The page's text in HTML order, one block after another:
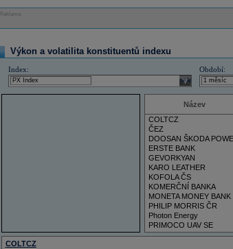
Reklama
Výkon a volatilita konstituentů indexu
Index:
select
Období:
Název
COLTCZ
ČEZ
DOOSAN ŠKODA
ERSTE BANK
GEVORKYAN
KARO LEATHER
KOFOLA ČS
KOMERČNÍ BANKA
MONETA MONEY BANK
PHILIP MORRIS ČR
Photon Energy
PRIMOCO UAV SE
VIG
COLTCZ